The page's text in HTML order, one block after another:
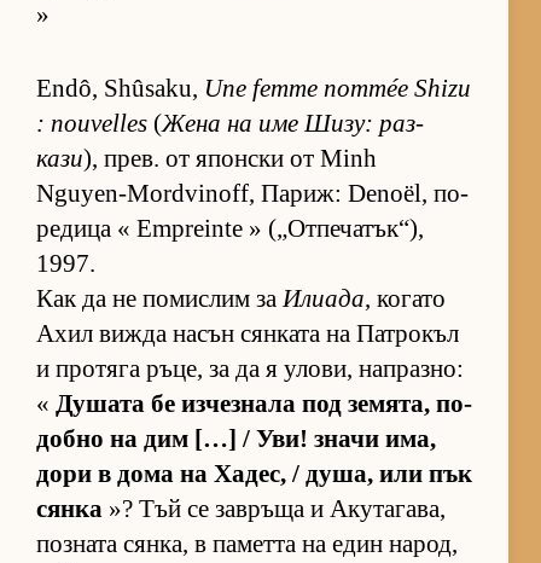
»
Endô, Shûsaku, Une femme nommée Shizu
: nouvelles (Жена на име Ши­зу: раз­
кази), прев. от япон­ски от Minh
Nguyen-Mordvinoff, Па­риж: Denoël, по­
ре­дица « Empreinte » („От­пе­ча­тък­“),
1997.
Как да не по­мис­лим заИлиада, ко­гато
Ахил вижда на­сън сян­ката на Пат­ро­къл
и про­тяга ръ­це, за да я уло­ви, нап­раз­но:
« Ду­шата бе из­чез­нала под зе­мя­та, по­
добно на дим […] / Уви! значи има,
дори в дома на Ха­дес, / ду­ша, или пък
сянка »? Тъй се зав­ръща и Аку­та­га­ва,
поз­ната сян­ка, в па­метта на един на­род,